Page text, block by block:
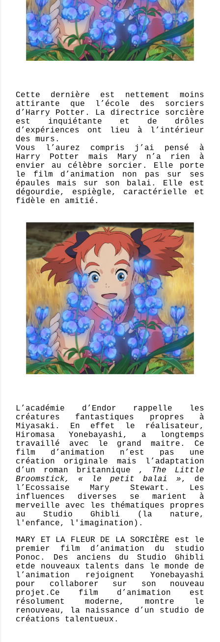
Cette dernière est nettement moins
attirante que l’école des sorciers
d’Harry Potter. La directrice sorcière
est inquiétante et de drôles
d’expériences ont lieu à l’intérieur
des murs.
Vous l’aurez compris j’ai pensé à
Harry Potter mais Mary n’a rien à
envier au célèbre sorcier. Elle porte
le film d’animation non pas sur ses
épaules mais sur son balai. Elle est
dégourdie, espiègle, caractérielle et
fidèle en amitié.
L’académie d’Endor rappelle les
créatures fantastiques propres à
Miyasaki. En effet le réalisateur,
Hiromasa Yonebayashi, a longtemps
travaillé avec le grand maitre. Ce
film d’animation n’est pas une
création originale mais l’adaptation
d’un roman britannique , The Little
Broomstick, « le petit balai »,
de
l’Ecossaise Mary Stewart. Les
influences diverses se marient à
merveille avec les thématiques propres
au Studio Ghibli (la nature,
l'enfance, l'imagination).
MARY ET LA FLEUR DE LA SORCIÈRE est le
premier film d’animation du studio
Ponoc. Des anciens du Studio Ghibli
etde nouveaux talents dans le monde de
l’animation rejoignent Yonebayashi
pour collaborer sur son nouveau
projet.Ce film d’animation est
résolument moderne, montre le
renouveau, la naissance d’un studio de
créations talentueux.